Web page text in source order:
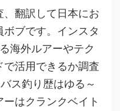
翻訳して日本にお
ブです。インスタ
海外ルアーやテク
活用できるか調査
ス釣り歴はゆる～
はクランクベイト